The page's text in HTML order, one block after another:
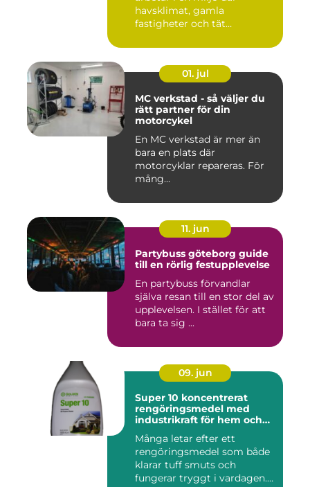
havsklimat, gamla
fastigheter och tät
01. jul
MC verkstad - så väljer du
rätt partner för din
motorcykel
En MC verkstad är mer än
bara en plats där
motorcyklar repareras. För
mång...
11. jun
Partybuss göteborg guide
till en rörlig festupplevelse
En partybuss förvandlar
själva resan till en stor del av
upplevelsen. I stället för att
bara ta sig ...
09. jun
Super 10 koncentrerat
rengöringsmedel med
industrikraft för hem och
Många letar efter ett
rengöringsmedel som både
klarar tuff smuts och
fungerar tryggt i vardagen.